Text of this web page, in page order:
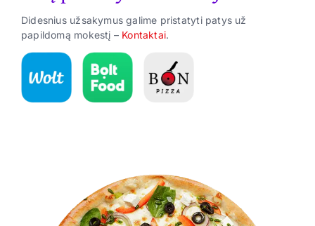
Užkandžiai
Didesnius užsakymus galime pristatyti patys už
papildomą mokestį – Kontaktai.